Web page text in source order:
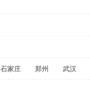
石家庄 郑州 武汉